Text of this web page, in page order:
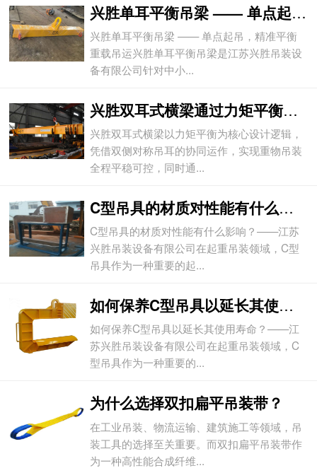
兴胜单耳平衡吊梁 —— 单点起吊，精准平
兴胜单耳平衡吊梁 —— 单点起吊，精准平衡
重载吊运兴胜单耳平衡吊梁是江苏兴胜吊装设
备有限公司针对中小...
兴胜双耳式横梁通过力矩平衡实现重物平稳吊
兴胜双耳式横梁以力矩平衡为核心设计逻辑，
凭借双侧对称吊耳的协同运作，实现重物吊装
全程平稳可控，同时通...
C型吊具的材质对性能有什么影响？
C型吊具的材质对性能有什么影响？——江苏
兴胜吊装设备有限公司在起重吊装领域，C型
吊具作为一种重要的起...
如何保养C型吊具以延长其使用寿命？
如何保养C型吊具以延长其使用寿命？——江
苏兴胜吊装设备有限公司在起重吊装领域，C
型吊具作为一种重要的...
为什么选择双扣扁平吊装带？
在工业吊装、物流运输、建筑施工等领域，吊
装工具的选择至关重要。而双扣扁平吊装带作
为一种高性能合成纤维...